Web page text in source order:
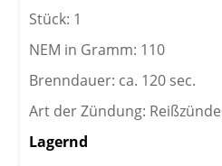
Stück: 1
NEM in Gramm: 110
Brenndauer: ca. 120 sec.
Art der Zündung:
Lagernd